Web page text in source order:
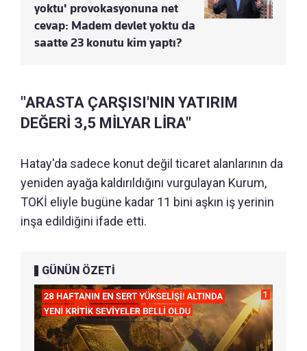
yoktu' provokasyonuna net
cevap: Madem devlet yoktu da
saatte 23 konutu kim yaptı?
"ARASTA ÇARŞISI'NIN YATIRIM
DEĞERİ 3,5 MİLYAR LİRA"
Hatay'da sadece konut değil ticaret alanlarının da
yeniden ayağa kaldırıldığını vurgulayan Kurum,
TOKİ eliyle bugüne kadar 11 bini aşkın iş yerinin
inşa edildiğini ifade etti.
GÜNÜN ÖZETİ